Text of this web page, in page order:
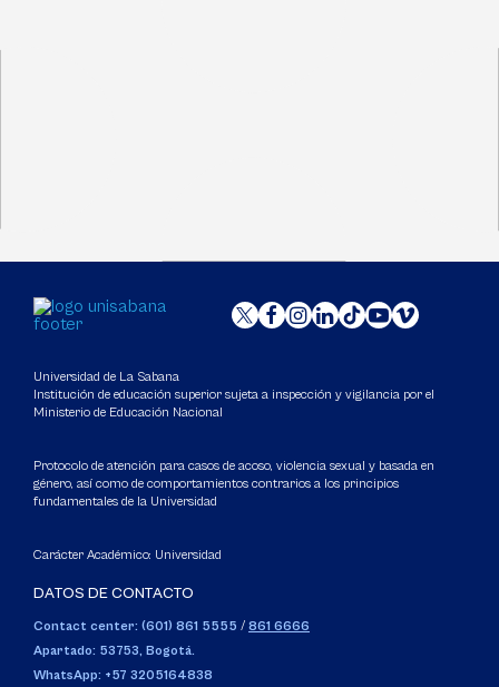
Universidad de La Sabana
Institución de educación superior sujeta a inspección y vigilancia por el
Ministerio de Educación Nacional
Protocolo de atención para casos de acoso, violencia sexual y basada en
género, así como de comportamientos contrarios a los principios
fundamentales de la Universidad
Carácter Académico: Universidad
DATOS DE CONTACTO
Contact center: (601) 861 5555 / 861 6666
Apartado: 53753, Bogotá.
WhatsApp: +57 3205164838